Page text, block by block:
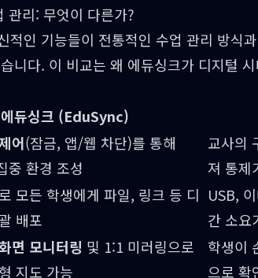
관리: 무엇이 다른가?
적인 기능들이 전통적인 수업 관리 방식
니다. 이 비교는 왜 에듀싱크가 디지털
에듀싱크 (EduSync)
어(잠금, 앱/웹 차단)를 통해
중 환경 조성
교사의
져 통제
모든 학생에게 파일, 링크 등 디
배포
USB,
간 소요
면 모니터링 및 1:1 미러링으로
지도 가능
학생이
으로 확